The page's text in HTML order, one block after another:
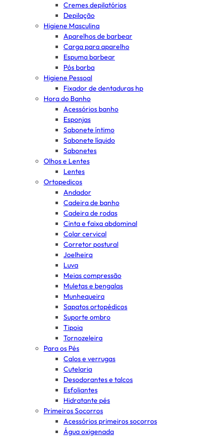
Cremes depilatórios
Depilação
Higiene Masculina
Aparelhos de barbear
Carga para aparelho
Espuma barbear
Pós barba
Higiene Pessoal
Fixador de dentaduras hp
Hora do Banho
Acessórios banho
Esponjas
Sabonete íntimo
Sabonete líquido
Sabonetes
Olhos e Lentes
Lentes
Ortopedicos
Andador
Cadeira de banho
Cadeira de rodas
Cinta e faixa abdominal
Colar cervical
Corretor postural
Joelheira
Luva
Meias compressão
Muletas e bengalas
Munhequeira
Sapatos ortopédicos
Suporte ombro
Tipoia
Tornozeleira
Para os Pés
Calos e verrugas
Cutelaria
Desodorantes e talcos
Esfoliantes
Hidratante pés
Primeiros Socorros
Acessórios primeiros socorros
Água oxigenada